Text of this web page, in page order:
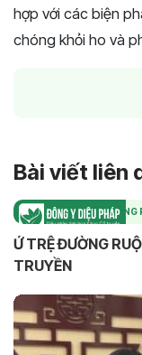
hợp với các biện
chóng khỏi ho và
Bài viết liên
Ứ TRỆ ĐƯỜNG
Ứ TRỆ ĐƯỜNG
TRUYỀN